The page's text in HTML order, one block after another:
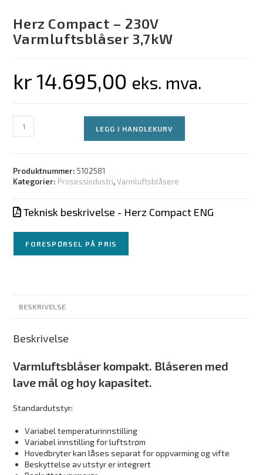
Herz Compact – 230V
Varmluftsblåser 3,7kW
kr14.695,00 eks. mva.
LEGG I HANDLEKURV
Produktnummer:5102581
Kategorier: Prosessindustri,Varmluftsblåsere
Teknisk beskrivelse - Herz Compact ENG
FORESPØRSEL PÅ PRIS
BESKRIVELSE
Beskrivelse
Varmluftsblåser kompakt. Blåseren med
lave mål og høy kapasitet.
Standardutstyr:
Variabel temperaturinnstilling
Variabel innstilling for luftstrøm
Hovedbryter kan låses separat for oppvarming og vifte
Beskyttelse av utstyr er integrert